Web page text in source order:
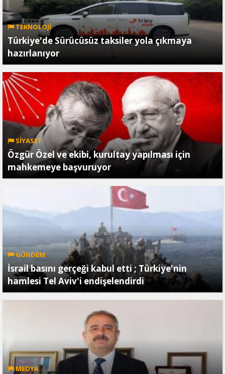
TEKNOLOJİ
Türkiye'de Sürücüsüz taksiler yola çıkmaya
hazırlanıyor
SİYASET
Özgür Özel ve ekibi, kurultay yapılması için
mahkemeye başvuruyor
GÜNDEM
İsrail basını gerçeği kabul etti ; Türkiye'nin
hamlesi Tel Aviv'i endişelendirdi
MEDYA